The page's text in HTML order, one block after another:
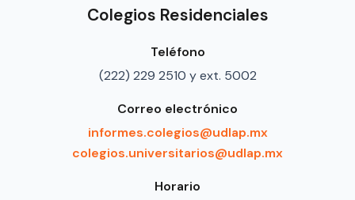
Colegios Residenciales
Teléfono
(222) 229 2510 y ext. 5002
Correo electrónico
informes.colegios@udlap.mx
colegios.universitarios@udlap.mx
Horario